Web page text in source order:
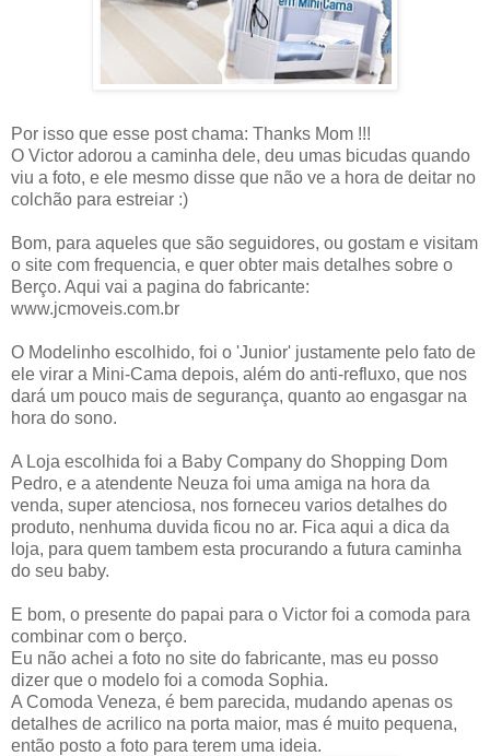
Por isso que esse post chama: Thanks Mom !!!
O Victor adorou a caminha dele, deu umas bicudas quando
viu a foto, e ele mesmo disse que não ve a hora de deitar no
colchão para estreiar :)
Bom, para aqueles que são seguidores, ou gostam e visitam
o site com frequencia, e quer obter mais detalhes sobre o
Berço. Aqui vai a pagina do fabricante:
www.jcmoveis.com.br
O Modelinho escolhido, foi o 'Junior' justamente pelo fato de
ele virar a Mini-Cama depois, além do anti-refluxo, que nos
dará um pouco mais de segurança, quanto ao engasgar na
hora do sono.
A Loja escolhida foi a Baby Company do Shopping Dom
Pedro, e a atendente Neuza foi uma amiga na hora da
venda, super atenciosa, nos forneceu varios detalhes do
produto, nenhuma duvida ficou no ar. Fica aqui a dica da
loja, para quem tambem esta procurando a futura caminha
do seu baby.
E bom, o presente do papai para o Victor foi a comoda para
combinar com o berço.
Eu não achei a foto no site do fabricante, mas eu posso
dizer que o modelo foi a comoda Sophia.
A Comoda Veneza, é bem parecida, mudando apenas os
detalhes de acrilico na porta maior, mas é muito pequena,
então posto a foto para terem uma ideia.